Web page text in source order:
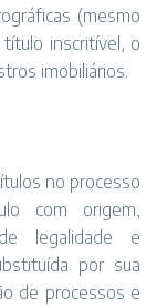
(mesmo
inscritível, o
imobiliários.
no processo
com origem,
legalidade e
por sua
de processos e